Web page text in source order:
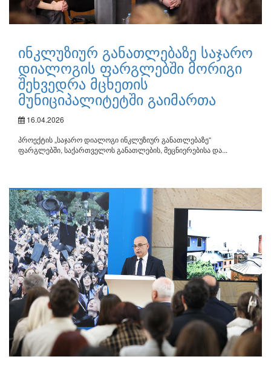
ინკლუზიურ განათლებაზე საჯარო
დიალოგის ფარგლებში მორიგი
შეხვედრა მცხეთის
მუნიციპალიტეტში გაიმართა
16.04.2026
პროექტის „საჯარო დიალოგი ინკლუზიურ განათლებაზე“
ფარგლებში, საქართველოს განათლების, მეცნიერებისა და...